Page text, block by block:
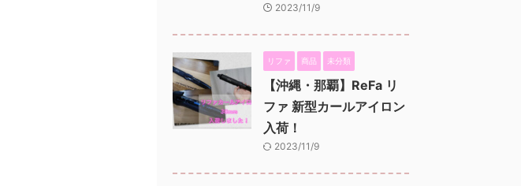
2023/11/9
リファ 商品 未分類
【沖縄・那覇】ReFa リ
ファ 新型カールアイロン
入荷！
2023/11/9